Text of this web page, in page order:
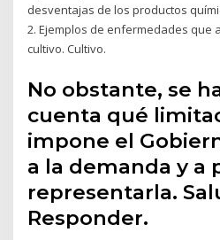
desventajas de los productos
2. Ejemplos de enfermedades que
cultivo. Cultivo.
No obstante, se
cuenta qué
impone el
a la demanda y a
representarla.
Responder.